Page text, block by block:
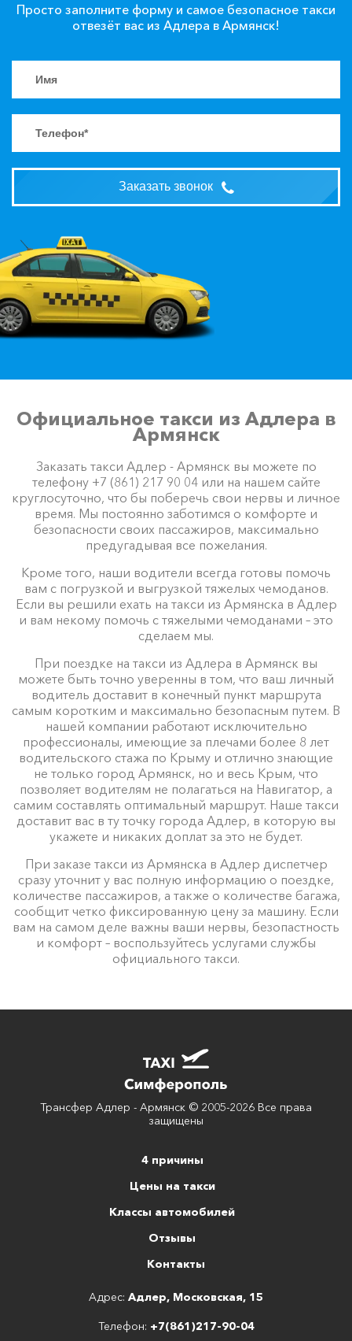
Просто заполните форму и самое безопасное такси
отвезёт вас из Адлера в Армянск!
Заказать звонок
Официальное такси из Адлера в
Армянск
Заказать такси Адлер - Армянск вы можете по
телефону +7 (861) 217 90 04 или на нашем сайте
круглосуточно, что бы поберечь свои нервы и личное
время. Мы постоянно заботимся о комфорте и
безопасности своих пассажиров, максимально
предугадывая все пожелания.
Кроме того, наши водители всегда готовы помочь
вам с погрузкой и выгрузкой тяжелых чемоданов.
Если вы решили ехать на такси из Армянска в Адлер
и вам некому помочь с тяжелыми чемоданами – это
сделаем мы.
При поездке на такси из Адлера в Армянск вы
можете быть точно уверенны в том, что ваш личный
водитель доставит в конечный пункт маршрута
самым коротким и максимально безопасным путем. В
нашей компании работают исключительно
профессионалы, имеющие за плечами более 8 лет
водительского стажа по Крыму и отлично знающие
не только город Армянск, но и весь Крым, что
позволяет водителям не полагаться на Навигатор, а
самим составлять оптимальный маршрут. Наше такси
доставит вас в ту точку города Адлер, в которую вы
укажете и никаких доплат за это не будет.
При заказе такси из Армянска в Адлер диспетчер
сразу уточнит у вас полную информацию о поездке,
количестве пассажиров, а также о количестве багажа,
сообщит четко фиксированную цену за машину. Если
вам на самом деле важны ваши нервы, безопастность
и комфорт – воспользуйтесь услугами службы
официального такси.
Трансфер Адлер - Армянск © 2005-2026 Все права
защищены
4 причины
Цены на такси
Классы автомобилей
Отзывы
Контакты
Адрес: Адлер, Московская, 15
Телефон: +7(861)217-90-04